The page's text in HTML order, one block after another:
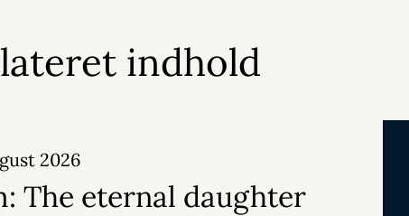
indhold
2026
The eternal daughter